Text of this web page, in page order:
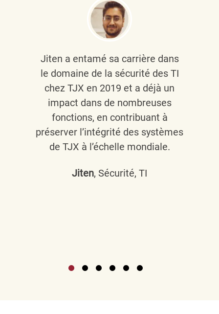
Jiten a entamé sa carrière dans
le domaine de la sécurité des TI
chez TJX en 2019 et a déjà un
impact dans de nombreuses
fonctions, en contribuant à
préserver l’intégrité des systèmes
de TJX à l’échelle mondiale.
Jiten, Sécurité, TI